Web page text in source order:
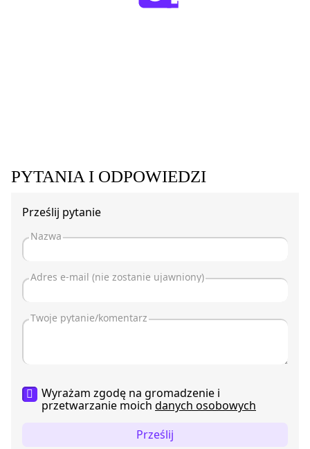
PYTANIA I ODPOWIEDZI
Prześlij pytanie
Wyrażam zgodę na gromadzenie i
przetwarzanie moich danych osobowych
Prześlij